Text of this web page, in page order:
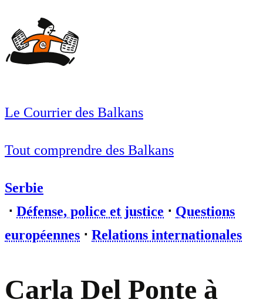
Le Courrier des Balkans
Tout comprendre des Balkans
Serbie
⋅ Défense, police et justice ⋅ Questions
européennes ⋅ Relations internationales
Carla Del Ponte à